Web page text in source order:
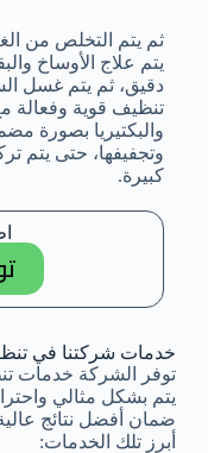
ثم يتم التخلص من
يتم علاج الأوساخ
دقيق، ثم يتم غسل
تنظيف قوية وفعالة
والبكتيريا بصورة
وتجفيفها، حتى يتم
كبيرة.
خدمات شركتنا في
توفر الشركة خدمات
يتم بشكل مثالي
ضمان أفضل نتائج
أبرز تلك الخدمات: